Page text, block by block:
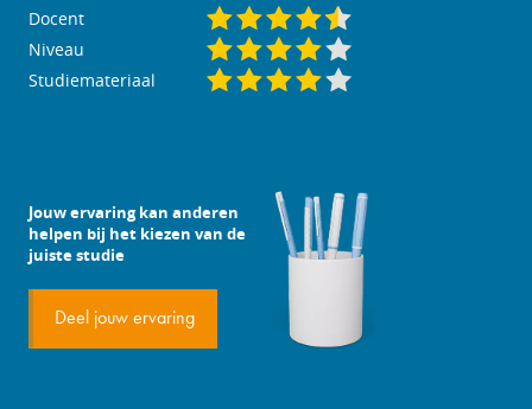
Docent
Niveau
Studiemateriaal
Jouw ervaring kan anderen
helpen bij het kiezen van de
juiste studie
Deel jouw ervaring